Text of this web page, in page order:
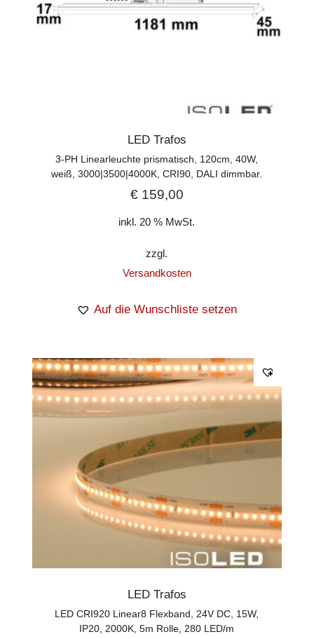
LED Trafos
3-PH Linearleuchte prismatisch, 120cm, 40W,
weiß, 3000|3500|4000K, CRI90, DALI dimmbar.
€159,00
inkl. 20 % MwSt.
zzgl.
Versandkosten
Auf die Wunschliste setzen
LED Trafos
LED CRI920 Linear8 Flexband, 24V DC, 15W,
IP20, 2000K, 5m Rolle, 280 LED/m